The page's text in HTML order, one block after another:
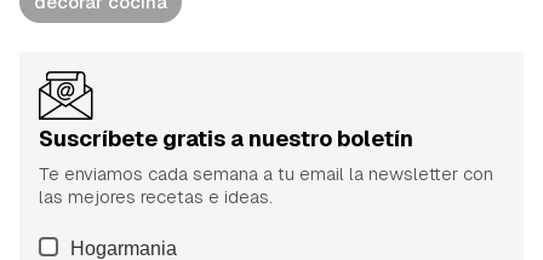
Suscríbete gratis a nuestro boletín
Te enviamos cada semana a tu email la newsletter con
las mejores recetas e ideas.
Hogarmania